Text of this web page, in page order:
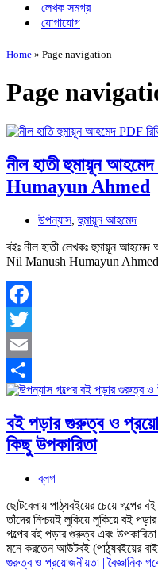
লেখক সমগ্র
যোগাযোগ
Home » Page navigation
Page
নীল হাতী হুমায়ূন
Humayun Ahmed
উপন্যাস,হুমায়ূন আহমেদ
বইঃ নীল হাতী লেখকঃ হুমায়ূন
Nil Manush Humayun Ahmed
Facebook
Twitter
Email
Share
বই পড়ার গুরুত্ব ও
কিছু উপকারিতা
ব্লগ
ছোটবেলায় পাঠ্যবইয়ের চেয়ে গল্পের
তাঁদের নিশ্চয়ই লুকিয়ে লুকিয়ে বই
গল্পের বই পড়ার গুরুত্ব এবং উপকারিতা
মনে করতেন আউটবই (পাঠ্যবইয়ের
গুরুত্ব ও প্রয়োজনীয়তা | বৈজ্ঞানিক